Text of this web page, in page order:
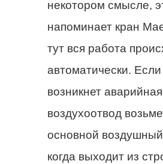
некотором смысле,
напоминает кран
тут вся работа
автоматически.
возникнет
воздухоотвод
основной
когда выходит из